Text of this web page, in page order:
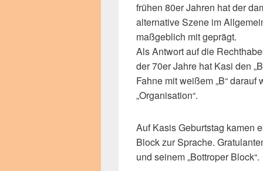
frühen 80er Jahren hat der
alternative Szene im
maßgeblich mit geprägt.
Als Antwort auf die
der 70er Jahre hat Kasi den
Fahne mit weißem „B“
„Organisation“.
Auf Kasis Geburtstag kamen
Block zur Sprache.
und seinem „Bottroper Block“.